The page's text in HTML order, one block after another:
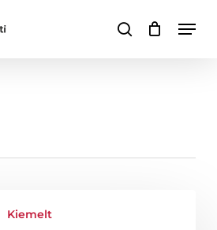
keresésKosár
Kiemelt